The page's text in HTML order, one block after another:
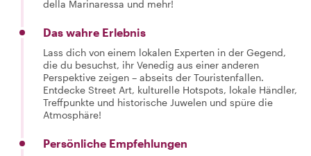
della Marinaressa und mehr!
Das wahre Erlebnis
Lass dich von einem lokalen Experten in der Gegend,
die du besuchst, ihr Venedig aus einer anderen
Perspektive zeigen – abseits der Touristenfallen.
Entdecke Street Art, kulturelle Hotspots, lokale Händler,
Treffpunkte und historische Juwelen und spüre die
Atmosphäre!
Persönliche Empfehlungen